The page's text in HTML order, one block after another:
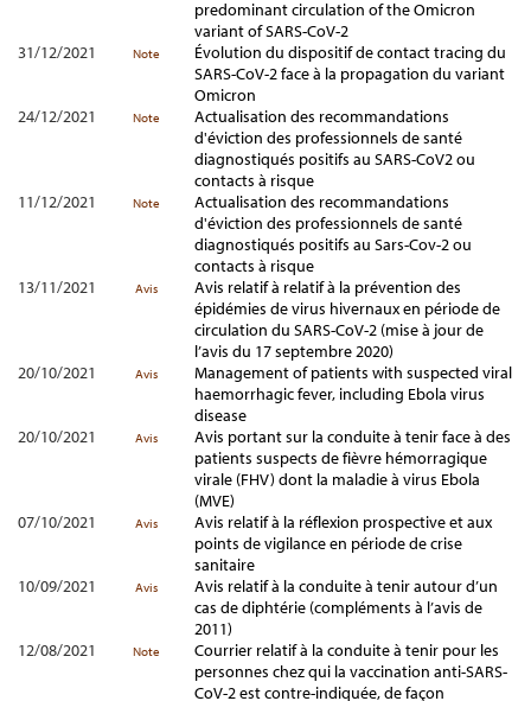
predominant circulation of the Omicron
variant of SARS-CoV-2
31/12/2021
Note
Évolution du dispositif de contact tracing du
SARS-CoV-2 face à la propagation du variant
Omicron
24/12/2021
Note
Actualisation des recommandations
d'éviction des professionnels de santé
diagnostiqués positifs au SARS-CoV2 ou
contacts à risque
11/12/2021
Note
Actualisation des recommandations
d'éviction des professionnels de santé
diagnostiqués positifs au Sars-Cov-2 ou
contacts à risque
13/11/2021
Avis
Avis relatif à relatif à la prévention des
épidémies de virus hivernaux en période de
circulation du SARS-CoV-2 (mise à jour de
l’avis du 17 septembre 2020)
20/10/2021
Avis
Management of patients with suspected viral
haemorrhagic fever, including Ebola virus
disease
20/10/2021
Avis
Avis portant sur la conduite à tenir face à des
patients suspects de fièvre hémorragique
virale (FHV) dont la maladie à virus Ebola
(MVE)
07/10/2021
Avis
Avis relatif à la réflexion prospective et aux
points de vigilance en période de crise
sanitaire
10/09/2021
Avis
Avis relatif à la conduite à tenir autour d’un
cas de diphtérie (compléments à l’avis de
2011)
12/08/2021
Note
Courrier relatif à la conduite à tenir pour les
personnes chez qui la vaccination anti-SARS-
CoV-2 est contre-indiquée, de façon